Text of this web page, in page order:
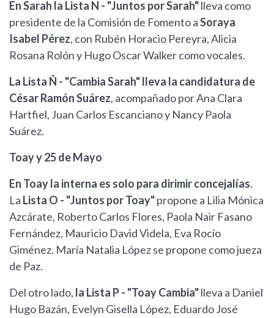
En Sarah la Lista N - "Juntos por Sarah"lleva como
presidente de la Comisión de Fomento aSoraya
Isabel Pérez, con Rubén Horacio Pereyra, Alicia
Rosana Rolón y Hugo Oscar Walker como vocales.
La Lista Ñ - "Cambia Sarah" lleva la candidatura de
César Ramón Suárez, acompañado por Ana Clara
Hartfiel, Juan Carlos Escanciano y Nancy Paola
Suárez.
Toay y 25 de Mayo
En Toay la interna es solo para dirimir concejalías.
La Lista O - "Juntos por Toay"propone a Lilia Mónica
Azcárate, Roberto Carlos Flores, Paola Nair Fasano
Fernández, Mauricio David Videla, Eva Rocío
Giménez. María Natalia López se propone como jueza
de Paz.
Del otro lado, la Lista P - "Toay Cambia"lleva a Daniel
Hugo Bazán, Evelyn Gisella López, Eduardo José